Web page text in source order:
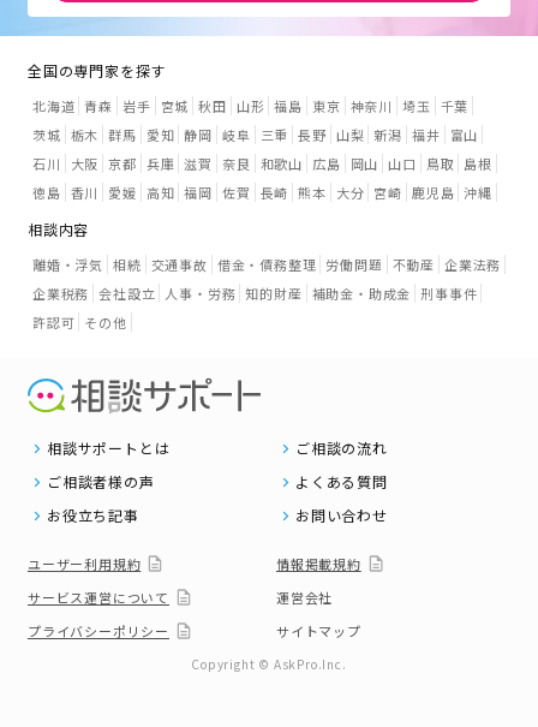
全国の専門家を探す
北海道 青森 岩手 宮城 秋田 山形 福島 東京 神奈川 埼玉
千葉
茨城 栃木 群馬 愛知 静岡 岐阜 三重 長野 山梨 新潟 福井
富山
石川
大阪 京都 兵庫 滋賀 奈良 和歌山 広島 岡山 山口 鳥取
島根
徳島 香川 愛媛 高知 福岡 佐賀 長崎 熊本 大分 宮崎 鹿児島 沖縄
相談内容
離婚・浮気 相続 交通事故 借金・債務整理 労働問題 不動産 企業法務
企業税務 会社設立 人事・労務 知的財産 補助金・助成金 刑事事件
許認可 その他
相談サポートとは
ご相談の流れ
ご相談者様の声
よくある質問
お役立ち記事
お問い合わせ
ユーザー利用規約
情報掲載規約
サービス運営について
運営会社
プライバシーポリシー
サイトマップ
Copyright © AskPro.Inc.